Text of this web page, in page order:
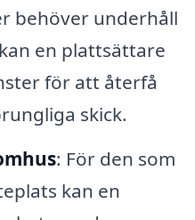
behöver underhåll
en plattsättare
för att återfå
skick.
: För den som
kan en